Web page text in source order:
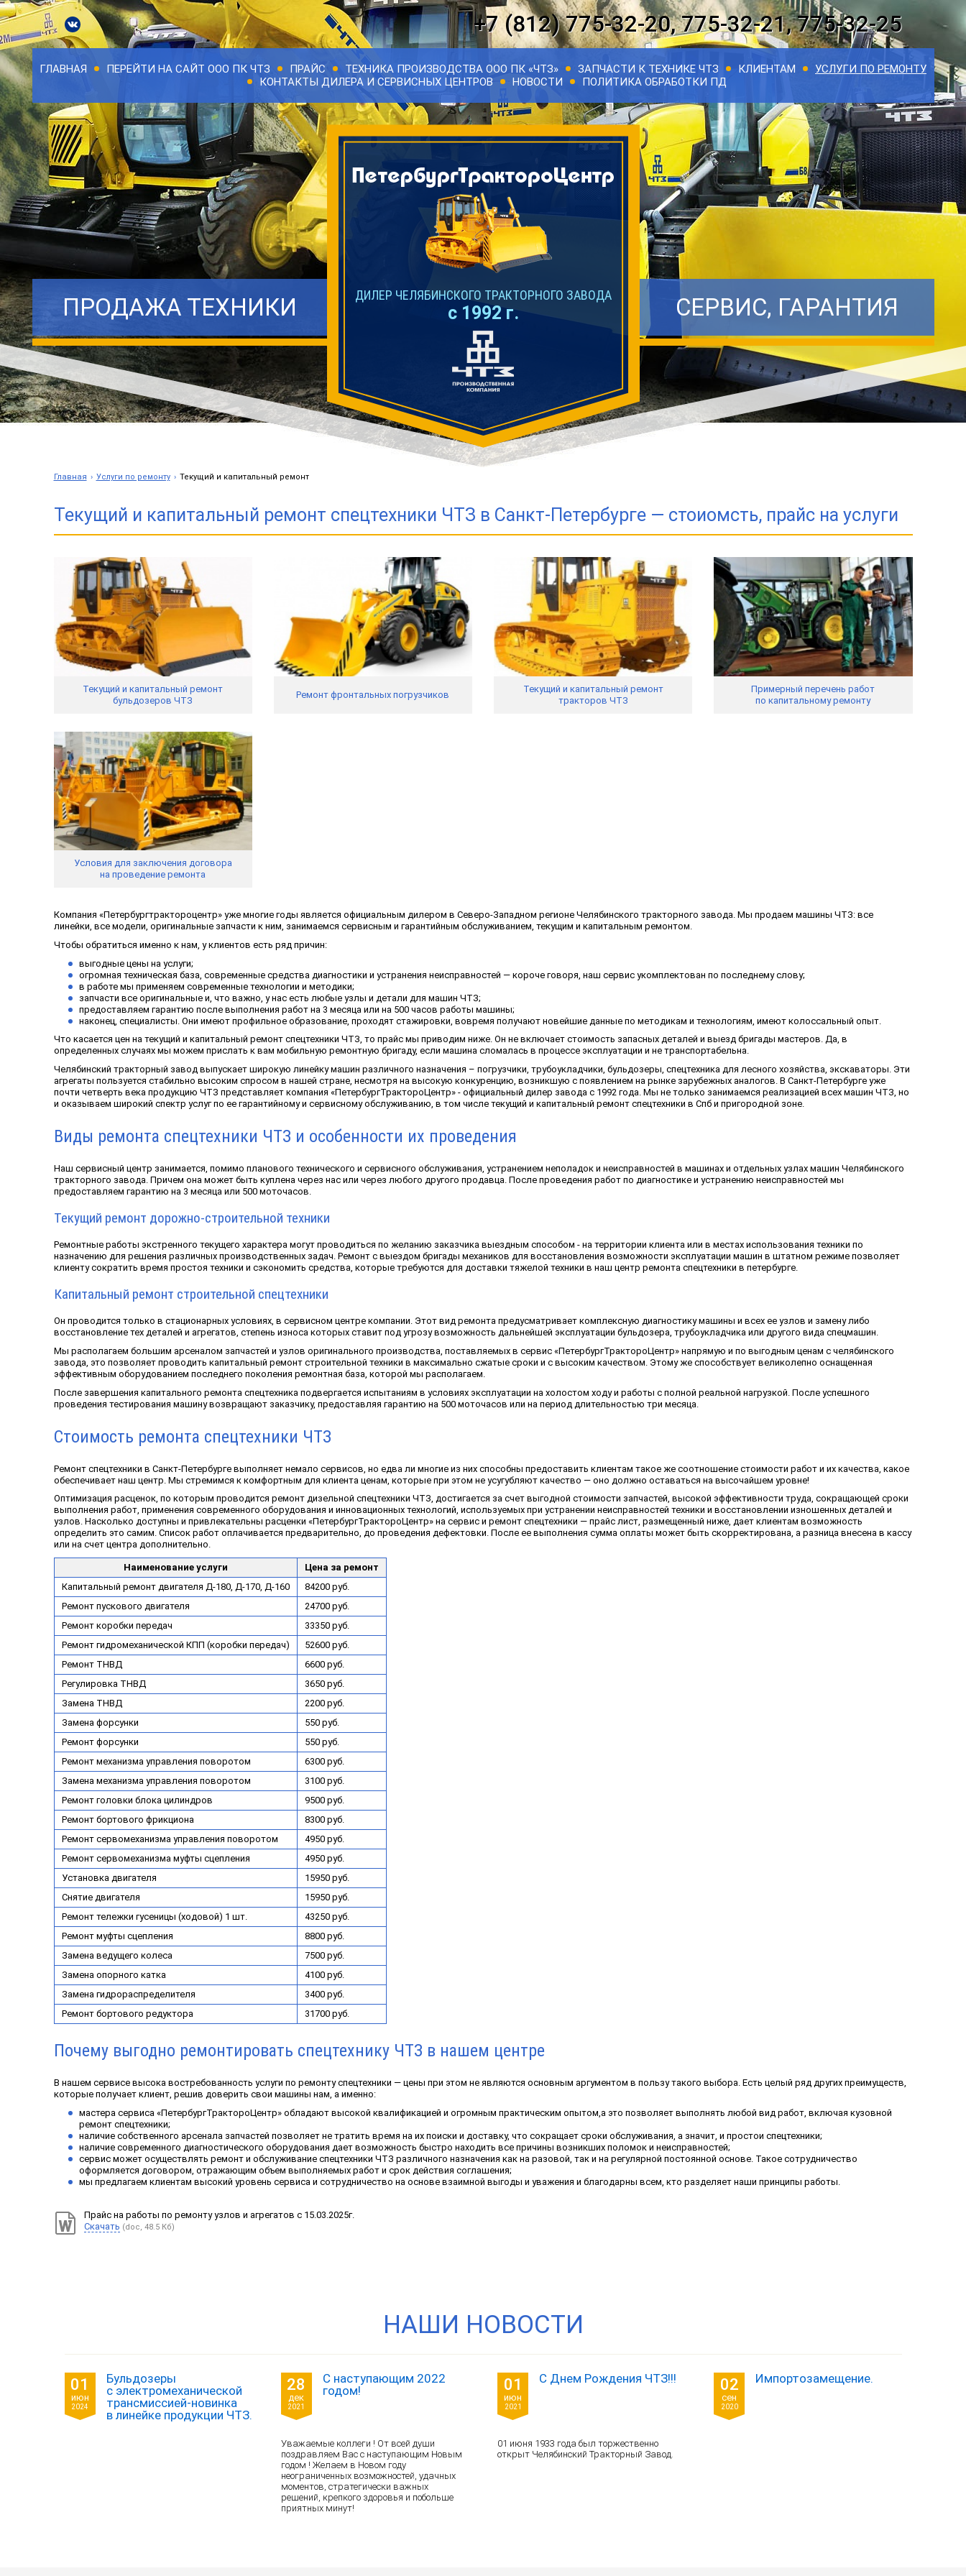
+7 (812) 775-32-20, 775-32-21, 775-32-25
ГЛАВНАЯ ПЕРЕЙТИ НА САЙТ ООО ПК ЧТЗ ПРАЙС ТЕХНИКА ПРОИЗВОДСТВА ООО ПК «ЧТЗ» ЗАПЧАСТИ К ТЕХНИКЕ ЧТЗ КЛИЕНТАМ
УСЛУГИ ПО РЕМОНТУ
КОНТАКТЫ ДИЛЕРА И СЕРВИСНЫХ ЦЕНТРОВ
НОВОСТИ ПОЛИТИКА ОБРАБОТКИ ПД
ПРОДАЖА ТЕХНИКИ ДИЛЕР ЧЕЛЯБИНСКОГО ТРАКТОРНОГО ЗАВОДА
с 1992 г. СЕРВИС, ГАРАНТИЯ
Главная Услуги по ремонту Текущий и капитальный ремонт
Текущий и капитальный ремонт спецтехники ЧТЗ в Санкт-Петербурге — стоиомсть, прайс на услуги
Текущий и капитальный ремонт
бульдозеров ЧТЗ
Ремонт фронтальных погрузчиков
Текущий и капитальный ремонт
тракторов ЧТЗ
Примерный перечень работ
по капитальному ремонту
Условия для заключения договора
на проведение ремонта
Компания «Петербургтрактороцентр» уже многие годы является официальным дилером в Северо-Западном регионе Челябинского тракторного завода. Мы продаем машины ЧТЗ: все
линейки, все модели, оригинальные запчасти к ним, занимаемся сервисным и гарантийным обслуживанием, текущим и капитальным ремонтом.
Чтобы обратиться именно к нам, у клиентов есть ряд причин:
выгодные цены на услуги;
огромная техническая база, современные средства диагностики и устранения неисправностей — короче говоря, наш сервис укомплектован по последнему слову;
в работе мы применяем современные технологии и методики;
запчасти все оригинальные и, что важно, у нас есть любые узлы и детали для машин ЧТЗ;
предоставляем гарантию после выполнения работ на 3 месяца или на 500 часов работы машины;
наконец, специалисты. Они имеют профильное образование, проходят стажировки, вовремя получают новейшие данные по методикам и технологиям, имеют колоссальный опыт.
Что касается цен на текущий и капитальный ремонт спецтехники ЧТЗ, то прайс мы приводим ниже. Он не включает стоимость запасных деталей и выезд бригады мастеров. Да, в
определенных случаях мы можем прислать к вам мобильную ремонтную бригаду, если машина сломалась в процессе эксплуатации и не транспортабельна.
Челябинский тракторный завод выпускает широкую линейку машин различного назначения – погрузчики, трубоукладчики, бульдозеры, спецтехника для лесного хозяйства, экскаваторы. Эти
агрегаты пользуется стабильно высоким спросом в нашей стране, несмотря на высокую конкуренцию, возникшую с появлением на рынке зарубежных аналогов. В Санкт-Петербурге уже
почти четверть века продукцию ЧТЗ представляет компания «ПетербургТрактороЦентр» - официальный дилер завода с 1992 года. Мы не только занимаемся реализацией всех машин ЧТЗ, но
и оказываем широкий спектр услуг по ее гарантийному и сервисному обслуживанию, в том числе текущий и капитальный ремонт спецтехники в Спб и пригородной зоне.
Виды ремонта спецтехники ЧТЗ и особенности их проведения
Наш сервисный центр занимается, помимо планового технического и сервисного обслуживания, устранением неполадок и неисправностей в машинах и отдельных узлах машин Челябинского
тракторного завода. Причем она может быть куплена через нас или через любого другого продавца. После проведения работ по диагностике и устранению неисправностей мы
предоставляем гарантию на 3 месяца или 500 моточасов.
Текущий ремонт дорожно-строительной техники
Ремонтные работы экстренного текущего характера могут проводиться по желанию заказчика выездным способом - на территории клиента или в местах использования техники по
назначению для решения различных производственных задач. Ремонт с выездом бригады механиков для восстановления возможности эксплуатации машин в штатном режиме позволяет
клиенту сократить время простоя техники и сэкономить средства, которые требуются для доставки тяжелой техники в наш центр ремонта спецтехники в петербурге.
Капитальный ремонт строительной спецтехники
Он проводится только в стационарных условиях, в сервисном центре компании. Этот вид ремонта предусматривает комплексную диагностику машины и всех ее узлов и замену либо
восстановление тех деталей и агрегатов, степень износа которых ставит под угрозу возможность дальнейшей эксплуатации бульдозера, трубоукладчика или другого вида спецмашин.
Мы располагаем большим арсеналом запчастей и узлов оригинального производства, поставляемых в сервис «ПетербургТрактороЦентр» напрямую и по выгодным ценам с челябинского
завода, это позволяет проводить капитальный ремонт строительной техники в максимально сжатые сроки и с высоким качеством. Этому же способствует великолепно оснащенная
эффективным оборудованием последнего поколения ремонтная база, которой мы располагаем.
После завершения капитального ремонта спецтехника подвергается испытаниям в условиях эксплуатации на холостом ходу и работы с полной реальной нагрузкой. После успешного
проведения тестирования машину возвращают заказчику, предоставляя гарантию на 500 моточасов или на период длительностью три месяца.
Стоимость ремонта спецтехники ЧТЗ
Ремонт спецтехники в Санкт-Петербурге выполняет немало сервисов, но едва ли многие из них способны предоставить клиентам такое же соотношение стоимости работ и их качества, какое
обеспечивает наш центр. Мы стремимся к комфортным для клиента ценам, которые при этом не усугубляют качество — оно должно оставаться на высочайшем уровне!
Оптимизация расценок, по которым проводится ремонт дизельной спецтехники ЧТЗ, достигается за счет выгодной стоимости запчастей, высокой эффективности труда, сокращающей сроки
выполнения работ, применения современного оборудования и инновационных технологий, используемых при устранении неисправностей техники и восстановлении изношенных деталей и
узлов. Насколько доступны и привлекательны расценки «ПетербургТрактороЦентр» на сервис и ремонт спецтехники — прайс лист, размещенный ниже, дает клиентам возможность
определить это самим. Список работ оплачивается предварительно, до проведения дефектовки. После ее выполнения сумма оплаты может быть скорректирована, а разница внесена в кассу
или на счет центра дополнительно.
Наименование услуги
Цена за ремонт
Капитальный ремонт двигателя Д-180, Д-170, Д-160
84200 руб.
Ремонт пускового двигателя
24700 руб.
Ремонт коробки передач
33350 руб.
Ремонт гидромеханической КПП (коробки передач)
52600 руб.
Ремонт ТНВД
6600 руб.
Регулировка ТНВД
3650 руб.
Замена ТНВД
2200 руб.
Замена форсунки
550 руб.
Ремонт форсунки
550 руб.
Ремонт механизма управления поворотом
6300 руб.
Замена механизма управления поворотом
3100 руб.
Ремонт головки блока цилиндров
9500 руб.
Ремонт бортового фрикциона
8300 руб.
Ремонт сервомеханизма управления поворотом
4950 руб.
Ремонт сервомеханизма муфты сцепления
4950 руб.
Установка двигателя
15950 руб.
Снятие двигателя
15950 руб.
Ремонт тележки гусеницы (ходовой) 1 шт.
43250 руб.
Ремонт муфты сцепления
8800 руб.
Замена ведущего колеса
7500 руб.
Замена опорного катка
4100 руб.
Замена гидрораспределителя
3400 руб.
Ремонт бортового редуктора
31700 руб.
Почему выгодно ремонтировать спецтехнику ЧТЗ в нашем центре
В нашем сервисе высока востребованность услуги по ремонту спецтехники — цены при этом не являются основным аргументом в пользу такого выбора. Есть целый ряд других преимуществ,
которые получает клиент, решив доверить свои машины нам, а именно:
мастера сервиса «ПетербургТрактороЦентр» обладают высокой квалификацией и огромным практическим опытом,а это позволяет выполнять любой вид работ, включая кузовной
ремонт спецтехники;
наличие собственного арсенала запчастей позволяет не тратить время на их поиски и доставку, что сокращает сроки обслуживания, а значит, и простои спецтехники;
наличие современного диагностического оборудования дает возможность быстро находить все причины возникших поломок и неисправностей;
сервис может осуществлять ремонт и обслуживание спецтехники ЧТЗ различного назначения как на разовой, так и на регулярной постоянной основе. Такое сотрудничество
оформляется договором, отражающим объем выполняемых работ и срок действия соглашения;
мы предлагаем клиентам высокий уровень сервиса и сотрудничество на основе взаимной выгоды и уважения и благодарны всем, кто разделяет наши принципы работы.
Прайс на работы по ремонту узлов и агрегатов с 15.03.2025г.
Скачать (doc, 48.5 Кб)
НАШИ НОВОСТИ
01
июн
2024
Бульдозеры
с электромеханической
трансмиссией-новинка
в линейке продукции ЧТЗ.
28
дек
2021
С наступающим 2022
годом!
Уважаемые коллеги ! От всей души
поздравляем Вас с наступающим Новым
годом ! Желаем в Новом году
неограниченных возможностей, удачных
моментов, стратегически важных
решений, крепкого здоровья и побольше
приятных минут!
01
июн
2021
С Днем Рождения ЧТЗ!!!
01 июня 1933 года был торжественно
открыт Челябинский Тракторный Завод.
02
сен
2020
Импортозамещение.